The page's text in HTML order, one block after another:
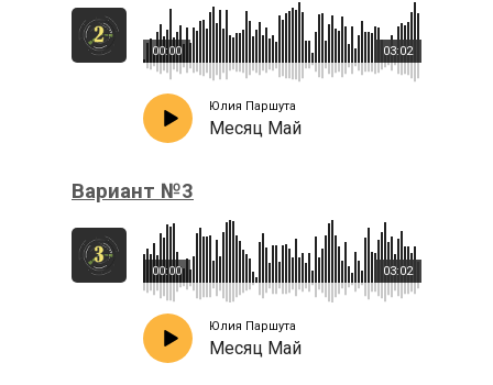
03:02
00:00
Юлия Паршута
Месяц Май
Вариант №3
03:02
00:00
Юлия Паршута
Месяц Май